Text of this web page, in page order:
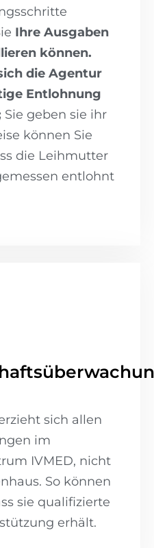
Ihre Ausgaben
können.
die Agentur
Entlohnung
Sie geben sie ihr
können Sie
die Leihmutter
entlohnt
sich allen
im
IVMED, nicht
So können
sie qualifizierte
erhält.